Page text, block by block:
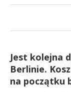
Jest kolejna
Berlinie.
na początku